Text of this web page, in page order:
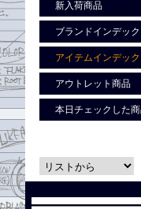
新入荷商品
ブランドインデッ
アイテムインデッ
アウトレット商品
本日チェックした